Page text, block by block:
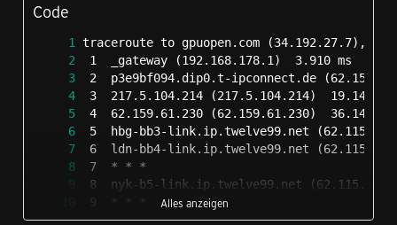
Code
Alles anzeigen